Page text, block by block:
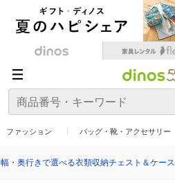
ファッション バッグ・靴・アクセサリー
幅・奥行きで選べる衣類収納チェスト＆ケース